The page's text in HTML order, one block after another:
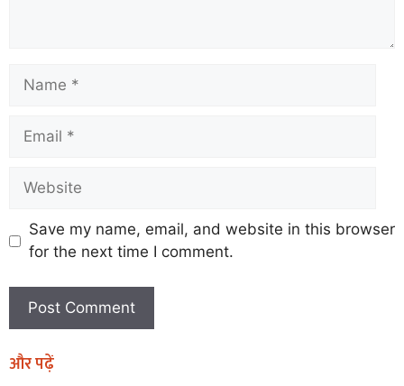
Save my name, email, and website in this browser
for the next time I comment.
और पढ़ें